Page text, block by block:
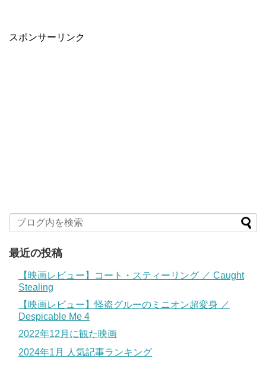
スポンサーリンク
最近の投稿
【映画レビュー】コート・スティーリング ／ Caught
Stealing
【映画レビュー】怪盗グルーのミニオン超変身 ／
Despicable Me 4
2022年12月に観た映画
2024年1月 人気記事ランキング